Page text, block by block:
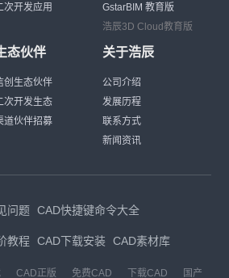
次开发应用
GstarBIM 教育版
浩辰3D Cloud教育版
态伙伴
创生态伙伴
次开发生态
道伙伴招募
关于浩辰
公司介绍
发展历程
联系方式
新闻资讯
问题 CAD快捷键命令大全
教程 CAD下载安装 CAD素材库
CAD正版 免费CAD 下载CAD
国产